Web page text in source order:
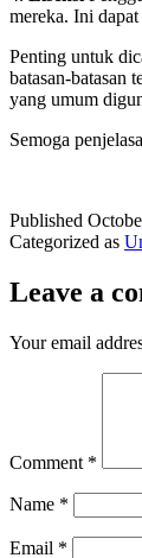
mereka. Ini
Penting untuk
batasan-batasan
yang umum
Semoga
Published
Categorized as
Leave a
Your email
Comment *
Name *
Email *